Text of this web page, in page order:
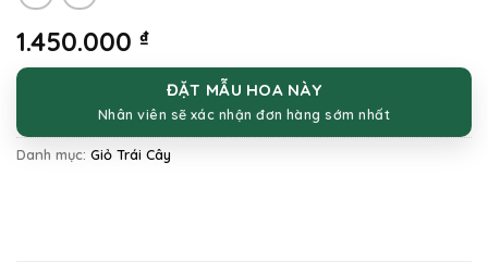
1.450.000 ₫
ĐẶT MẪU HOA NÀY
Nhân viên sẽ xác nhận đơn hàng sớm nhất
Danh mục: Giỏ Trái Cây